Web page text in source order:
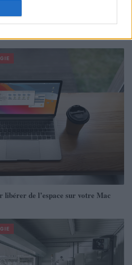
libérer de l’espace sur votre Mac